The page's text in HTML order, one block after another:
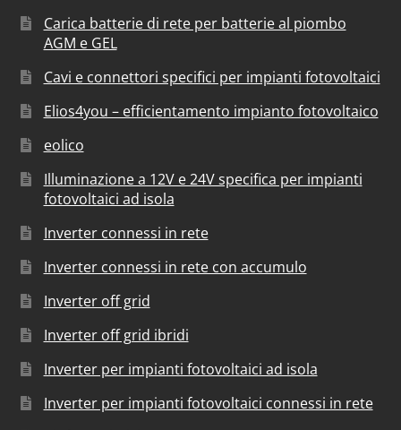
Carica batterie di rete per batterie al piombo
AGM e GEL
Cavi e connettori specifici per impianti fotovoltaici
Elios4you – efficientamento impianto fotovoltaico
eolico
Illuminazione a 12V e 24V specifica per impianti
fotovoltaici ad isola
Inverter connessi in rete
Inverter connessi in rete con accumulo
Inverter off grid
Inverter off grid ibridi
Inverter per impianti fotovoltaici ad isola
Inverter per impianti fotovoltaici connessi in rete